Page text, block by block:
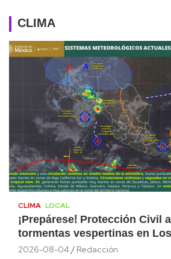
CLIMA
CLIMA LOCAL
¡Prepárese! Protección Civil
tormentas vespertinas en
2026-08-04 Redacción